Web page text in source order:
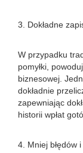
3. Dokładne
W przypadku
pomyłki,
biznesowej.
dokładnie
zapewniając
historii wpłat
4. Mniej błędów i